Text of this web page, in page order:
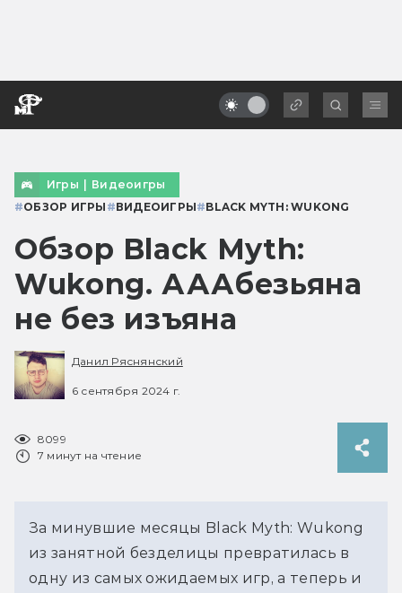
Игры | Видеоигры
#ОБЗОР ИГРЫ #ВИДЕОИГРЫ#BLACK MYTH: WUKONG
Обзор Black Myth:
Wukong. АААбезьяна
не без изъяна
Данил Ряснянский
6 сентября 2024 г.
8099
7 минут на чтение
За минувшие месяцы Black Myth: Wukong
из занятной безделицы превратилась в
одну из самых ожидаемых игр, а теперь и